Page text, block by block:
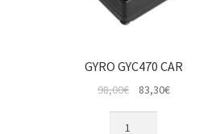
GYRO GYC470 CAR
98,00€ 83,30€Il